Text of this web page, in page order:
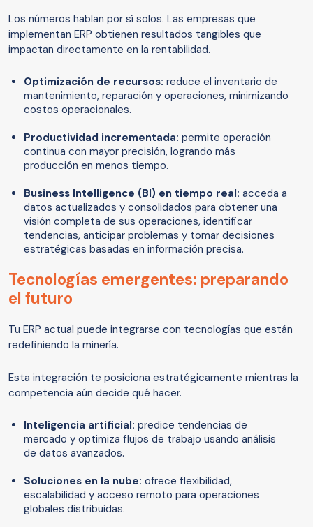
Los números hablan por sí solos. Las empresas que
implementan ERP obtienen resultados tangibles que
impactan directamente en la rentabilidad.
Optimización de recursos: reduce el inventario de
mantenimiento, reparación y operaciones, minimizando
costos operacionales.
Productividad incrementada: permite operación
continua con mayor precisión, logrando más
producción en menos tiempo.
Business Intelligence (BI) en tiempo real: acceda a
datos actualizados y consolidados para obtener una
visión completa de sus operaciones, identificar
tendencias, anticipar problemas y tomar decisiones
estratégicas basadas en información precisa.
Tecnologías emergentes: preparando
el futuro
Tu ERP actual puede integrarse con tecnologías que están
redefiniendo la minería.
Esta integración te posiciona estratégicamente mientras la
competencia aún decide qué hacer.
Inteligencia artificial: predice tendencias de
mercado y optimiza flujos de trabajo usando análisis
de datos avanzados.
Soluciones en la nube: ofrece flexibilidad,
escalabilidad y acceso remoto para operaciones
globales distribuidas.